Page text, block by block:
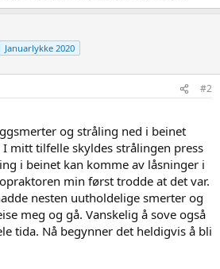
Januarlykke 2020
#2
og stråling ned i beinet
mitt tilfelle skyldes strålingen press
i beinet kan komme av låsninger i
min først trodde at det var.
nesten uutholdelige smerter og
meg og gå. Vanskelig å sove også
tida. Nå begynner det heldigvis å bli